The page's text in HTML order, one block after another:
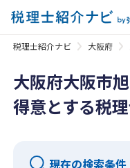
税理士紹介ナビ 大阪府
大阪府大阪市
得意とする税
現在の検索条件